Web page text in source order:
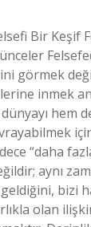
Bir Keşif
görmek
inmek
hem
“daha
aynı
geldiğini, bizi
olan